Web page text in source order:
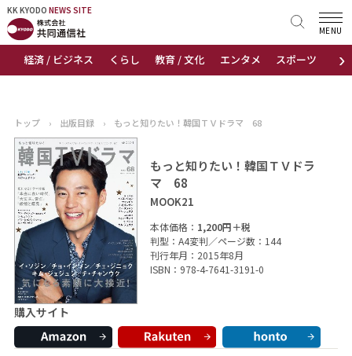
KK KYODO NEWS SITE
›
経済 / ビジネス くらし 教育 / 文化 エンタメ スポーツ 地域
MENU
KK KYODONEWS SITE
トップページ
ニュース
おすすめコンテンツ
出版物
会社概要
トップ › 出版目録 › もっと知りたい！韓国ＴＶドラマ 68
もっと知りたい！韓国ＴＶドラ
マ 68
MOOK21
本体価格： 1,200円＋税
判型：A4変判／ページ数：144
刊行年月：2015年8月
ISBN：978-4-7641-3191-0
購入サイト